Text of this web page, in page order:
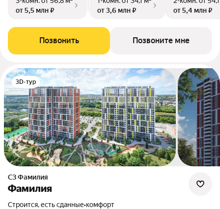
от 5,5 млн ₽
от 3,6 млн ₽
от 5,4 млн ₽
Позвонить Позвоните мне
3D-тур
СЗ Фамилия
Фамилия
Строится, есть сданные•комфорт